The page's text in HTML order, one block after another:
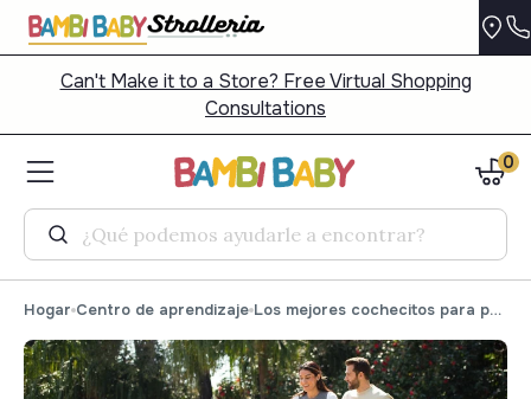
Can't Make it to a Store? Free Virtual Shopping
Consultations
Buscar
0
Hogar Centro de aprendizaje Los mejores cochecitos para padres altos | Comparación de cochecitos